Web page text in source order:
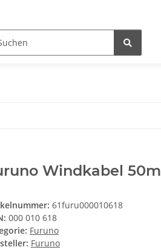
Service
Windkabel 50m
61furu000010618
000 010 618
Furuno
Furuno